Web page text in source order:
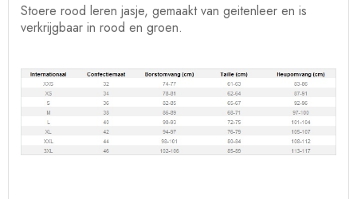
Stoere rood leren jasje, gemaakt van geitenleer en is
verkrijgbaar in rood en groen.